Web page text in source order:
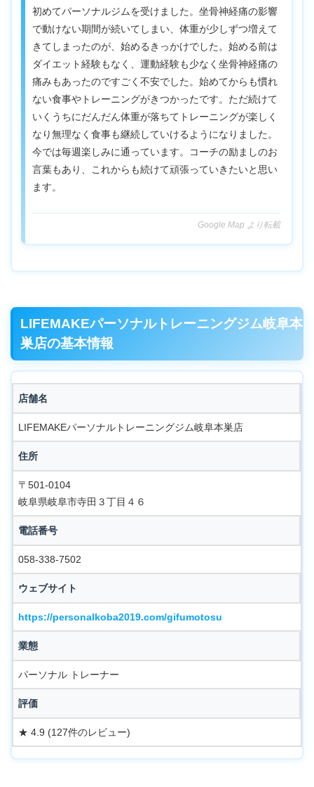
初めてパーソナルジムを受けました。坐骨神経痛の影響
で動けない期間が続いてしまい、体重が少しずつ増えて
きてしまったのが、始めるきっかけでした。始める前は
ダイエット経験もなく、運動経験も少なく坐骨神経痛の
痛みもあったのですごく不安でした。始めてからも慣れ
ない食事やトレーニングがきつかったです。ただ続けて
いくうちにだんだん体重が落ちてトレーニングが楽しく
なり無理なく食事も継続していけるようになりました。
今では毎週楽しみに通っています。コーチの励ましのお
言葉もあり、これからも続けて頑張っていきたいと思い
ます。
Google Map より転載
LIFEMAKEパーソナルトレーニングジム岐阜本
巣店の基本情報
店舗名
LIFEMAKEパーソナルトレーニングジム岐阜本巣店
住所
〒501-0104
岐阜県岐阜市寺田３丁目４６
電話番号
058-338-7502
ウェブサイト
https://personalkoba2019.com/gifumotosu
業態
パーソナル トレーナー
評価
★ 4.9 (127件のレビュー)